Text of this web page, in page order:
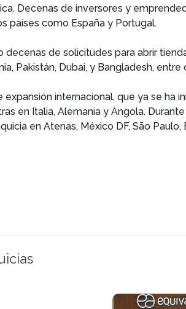
Decenas de inversores y
países como España y Portugal.
de solicitudes para abrir
Pakistán, Dubai, y Bangladesh, entre
internacional, que ya se ha
en Italia, Alemania y Angola.
en Atenas, México DF, São Paulo,